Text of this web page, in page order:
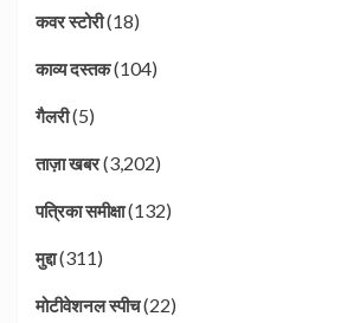
कवर स्टोरी(18)
काव्य दस्तक(104)
गैलरी(5)
ताज़ा खबर(3,202)
पत्रिका समीक्षा(132)
मुद्दा(311)
मोटीवेशनल स्पीच(22)